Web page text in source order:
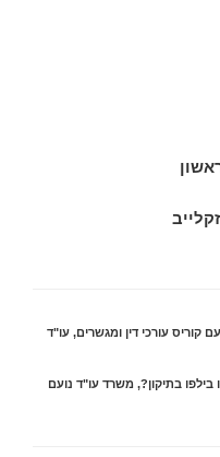
קוריס עורכי דין ומגשרים,עו"ד
בתיקון?, משרד עו"ד נועם